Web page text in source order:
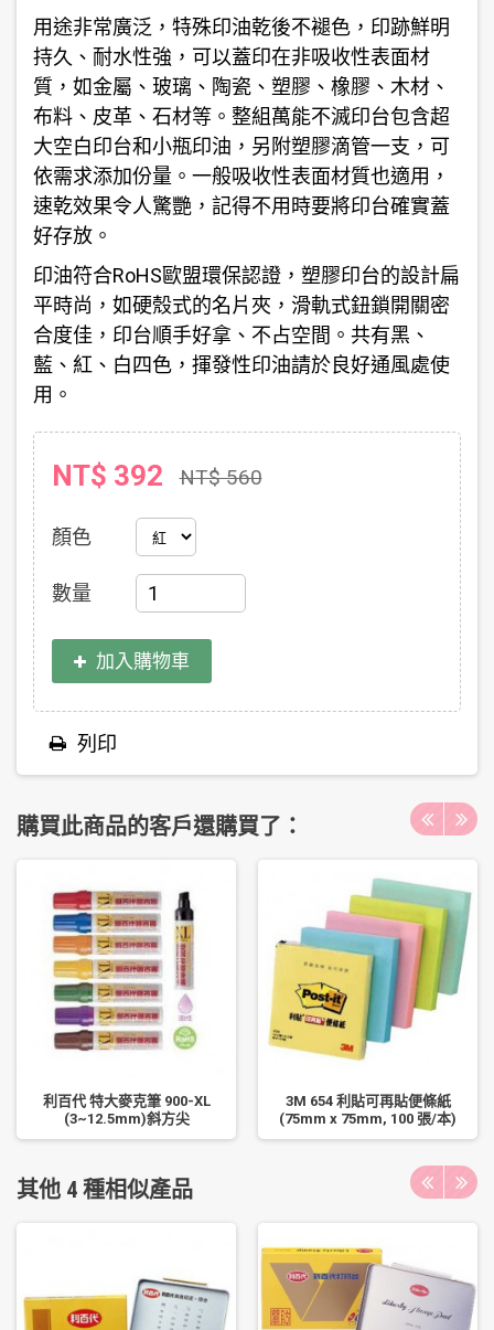
用途非常廣泛，特殊印油乾後不褪色，印跡鮮明
持久、耐水性強，可以蓋印在非吸收性表面材
質，如金屬、玻璃、陶瓷、塑膠、橡膠、木材、
布料、皮革、石材等。整組萬能不滅印台包含超
大空白印台和小瓶印油，另附塑膠滴管一支，可
依需求添加份量。一般吸收性表面材質也適用，
速乾效果令人驚艷，記得不用時要將印台確實蓋
好存放。
印油符合RoHS歐盟環保認證，塑膠印台的設計扁
平時尚，如硬殼式的名片夾，滑軌式鈕鎖開關密
合度佳，印台順手好拿、不占空間。共有黑、
藍、紅、白四色，揮發性印油請於良好通風處使
用。
NT$ 392 NT$ 560
顏色
數量
加入購物車
列印
購買此商品的客戶還購買了：
利百代 特大麥克筆 900-XL
(3~12.5mm)斜方尖
3M 654 利貼可再貼便條紙
(75mm x 75mm, 100 張/本)
其他 4 種相似產品